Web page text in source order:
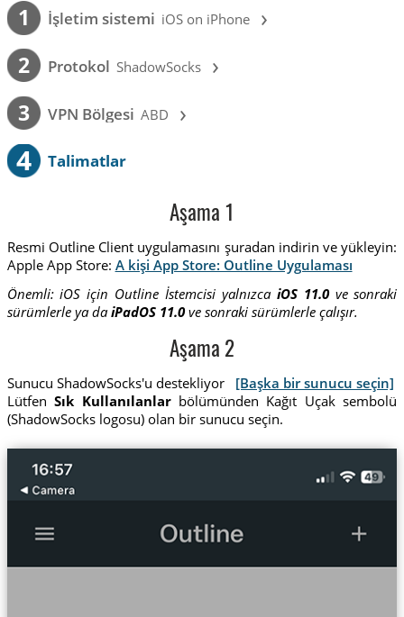
1 İşletim sistemi iOS on iPhone ›
2 Protokol ShadowSocks ›
3 VPN Bölgesi ABD ›
4 Talimatlar
Aşama 1
Resmi Outline Client uygulamasını şuradan indirin ve yükleyin:
Apple App Store: A kişi App Store: Outline Uygulaması
Önemli: iOS için Outline İstemcisi yalnızca iOS 11.0ve sonraki
sürümlerle ya daiPadOS 11.0ve sonraki sürümlerle çalışır.
Aşama 2
Sunucu ShadowSocks'u destekliyor [Başka bir sunucu seçin]
LütfenSık Kullanılanlarbölümünden Kağıt Uçak sembolü
(ShadowSocks logosu) olan bir sunucu seçin.